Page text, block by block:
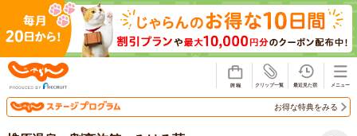
お得な特典をみる